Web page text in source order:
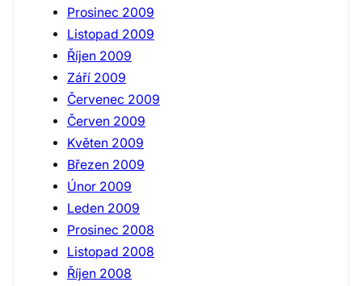
Prosinec 2009
Listopad 2009
Říjen 2009
Září 2009
Červenec 2009
Červen 2009
Květen 2009
Březen 2009
Únor 2009
Leden 2009
Prosinec 2008
Listopad 2008
Říjen 2008